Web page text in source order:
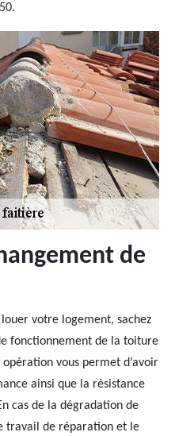
de
votre logement, sachez
fonctionnement de la toiture
vous permet d’avoir
ainsi que la résistance
cas de la dégradation de
travail de réparation et le